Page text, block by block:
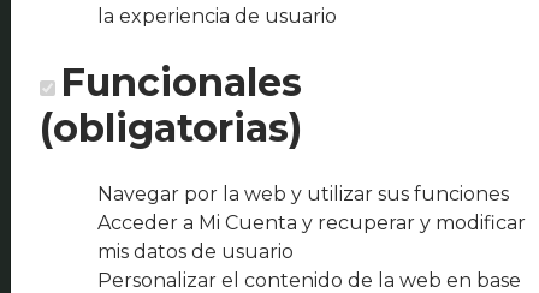
la experiencia de usuario
Funcionales
(obligatorias)
Navegar por la web y utilizar sus funciones
Acceder a Mi Cuenta y recuperar y modificar
mis datos de usuario
Personalizar el contenido de la web en base